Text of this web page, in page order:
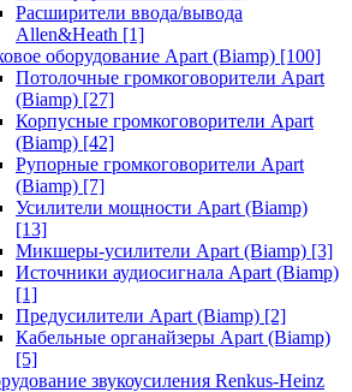
Расширители ввода/вывода
Allen&Heath [1]
оборудование Apart (Biamp) [100]
Потолочные громкоговорители Apart
(Biamp) [27]
Корпусные громкоговорители Apart
(Biamp) [42]
Рупорные громкоговорители Apart
(Biamp) [7]
Усилители мощности Apart (Biamp)
[13]
Микшеры-усилители Apart (Biamp) [3]
Источники аудиосигнала Apart (Biamp)
[1]
Предусилители Apart (Biamp) [2]
Кабельные органайзеры Apart (Biamp)
[5]
звукоусиления Renkus-Heinz